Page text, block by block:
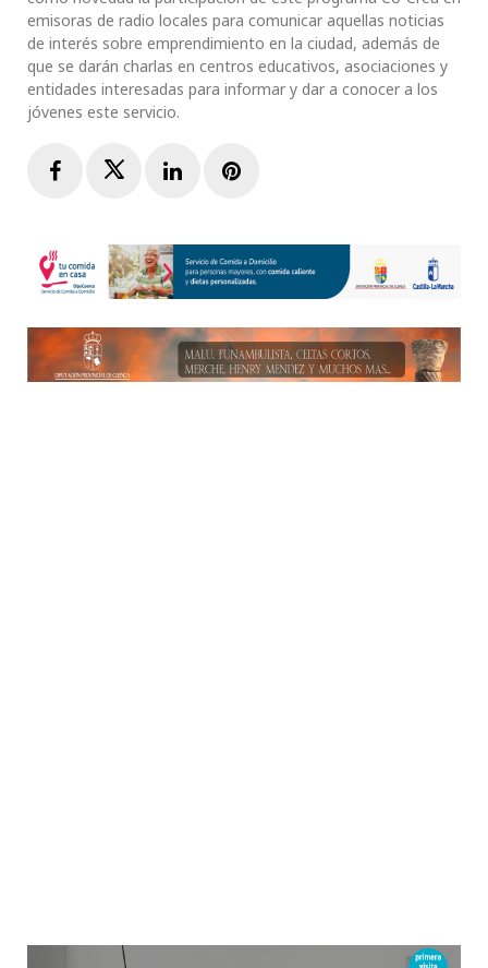
emisoras de radio locales para comunicar aquellas noticias
de interés sobre emprendimiento en la ciudad, además de
que se darán charlas en centros educativos, asociaciones y
entidades interesadas para informar y dar a conocer a los
jóvenes este servicio.
FacebookTwitterLinkedInPinterest